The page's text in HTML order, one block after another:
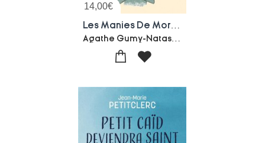
14,00€